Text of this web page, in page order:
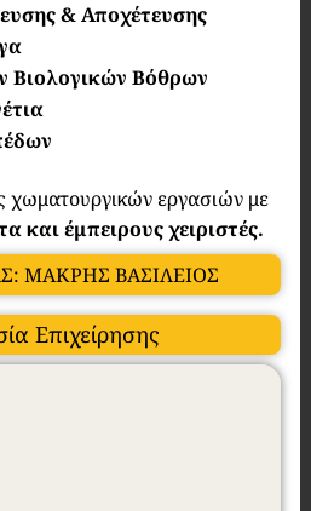
& Αποχέτευσης
Βιολογικών Βόθρων
χωματουργικών εργασιών με
και έμπειρους χειριστές.
ΜΑΚΡΗΣ ΒΑΣΙΛΕΙΟΣ
Επιχείρησης